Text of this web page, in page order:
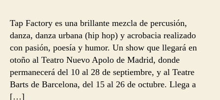
entrada
entrada
Tap Factory es una brillante mezcla de percusión,
danza, danza urbana (hip hop) y acrobacia realizado
con pasión, poesía y humor. Un show que llegará en
otoño al Teatro Nuevo Apolo de Madrid, donde
permanecerá del 10 al 28 de septiembre, y al Teatre
Barts de Barcelona, del 15 al 26 de octubre. Llega a
[…]